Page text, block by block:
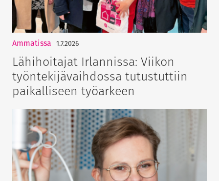
Ammatissa 1.7.2026
Lähihoitajat Irlannissa: Viikon
työntekijävaihdossa tutustuttiin
paikalliseen työarkeen